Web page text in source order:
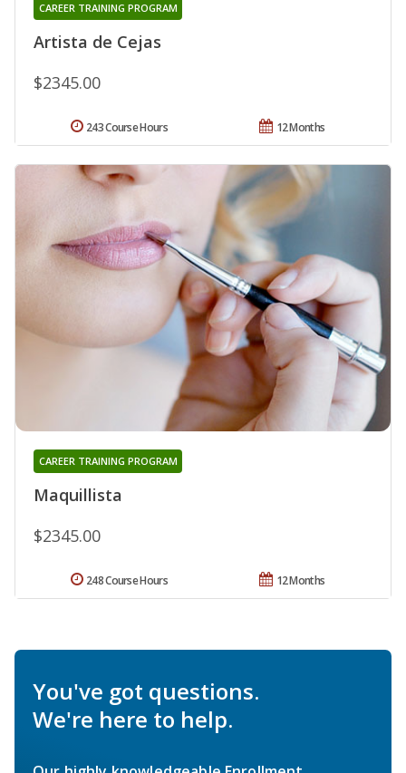
Artista de Cejas
CAREER TRAINING PROGRAM
$2345.00
12 Months
243 Course Hours
Maquillista
CAREER TRAINING PROGRAM
$2345.00
12 Months
248 Course Hours
You've got questions.
We're here to help.